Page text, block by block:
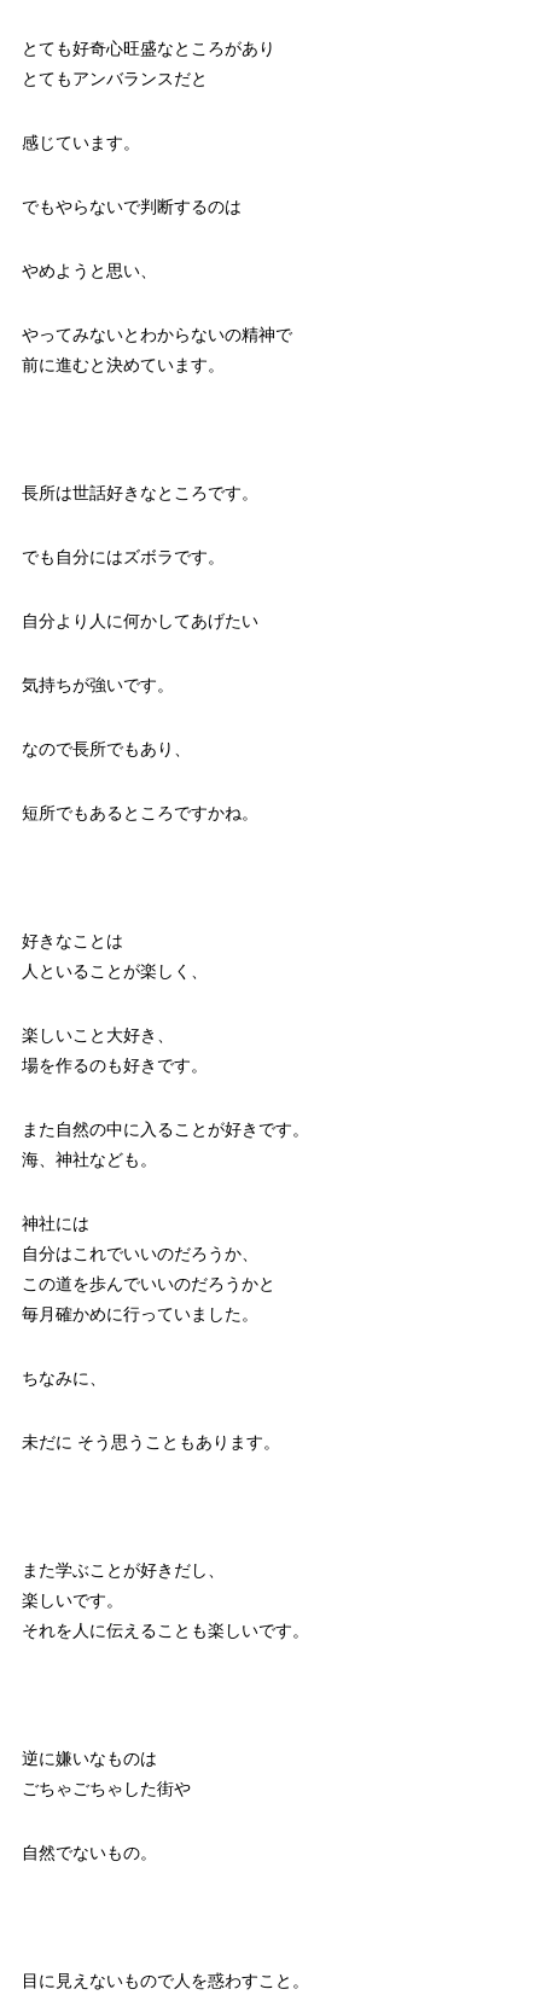
とても好奇心旺盛なところがあり
とてもアンバランスだと
感じています。
でもやらないで判断するのは
やめようと思い、
やってみないとわからないの精神で
前に進むと決めています。
長所は世話好きなところです。
でも自分にはズボラです。
自分より人に何かしてあげたい
気持ちが強いです。
なので長所でもあり、
短所でもあるところですかね。
好きなことは
人といることが楽しく、
楽しいこと大好き、
場を作るのも好きです。
また自然の中に入ることが好きです。
海、神社なども。
神社には
自分はこれでいいのだろうか、
この道を歩んでいいのだろうかと
毎月確かめに行っていました。
ちなみに、
未だに そう思うこともあります。
また学ぶことが好きだし、
楽しいです。
それを人に伝えることも楽しいです。
逆に嫌いなものは
ごちゃごちゃした街や
自然でないもの。
目に見えないもので人を惑わすこと。